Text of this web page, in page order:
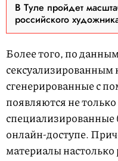
В Туле пройдет
российского
Более того, по
сексуализированным
сгенерированные с
появляются не
специализированные
онлайн-доступе.
материалы настолько